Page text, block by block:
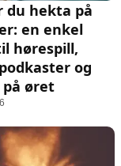
du hekta på
en enkel
hørespill,
og
øret